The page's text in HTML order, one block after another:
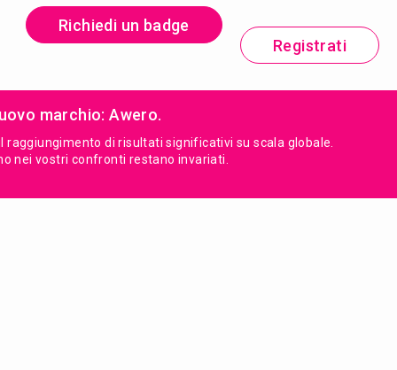
Richiedi un badge
Registrati
marchio: Awero.
di risultati significativi su scala globale.
nei vostri confronti restano invariati.